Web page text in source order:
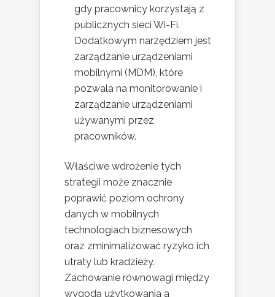
gdy pracownicy korzystają z
publicznych sieci Wi-Fi.
Dodatkowym narzędziem jest
zarządzanie urządzeniami
mobilnymi (MDM), które
pozwala na monitorowanie i
zarządzanie urządzeniami
używanymi przez
pracowników.
Właściwe wdrożenie tych
strategii może znacznie
poprawić poziom ochrony
danych w mobilnych
technologiach biznesowych
oraz zminimalizować ryzyko ich
utraty lub kradzieży.
Zachowanie równowagi między
wygodą użytkowania a